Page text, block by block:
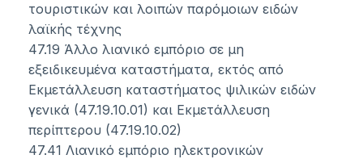
τουριστικών και λοιπών παρόμοιων ειδών
λαϊκής τέχνης
47.19 Άλλο λιανικό εμπόριο σε μη
εξειδικευμένα καταστήματα, εκτός από
Εκμετάλλευση καταστήματος ψιλικών ειδών
γενικά (47.19.10.01) και Εκμετάλλευση
περίπτερου (47.19.10.02)
47.41 Λιανικό εμπόριο ηλεκτρονικών